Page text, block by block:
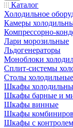
Каталог
Холодильное
Камеры
Компрессорно-
Лари морозильные
Льдогенераторы
Моноблоки
Сплит-системы
Столы холодильные
Шкафы
Шкафы барные и
Шкафы винные
Шкафы
Шкафы с